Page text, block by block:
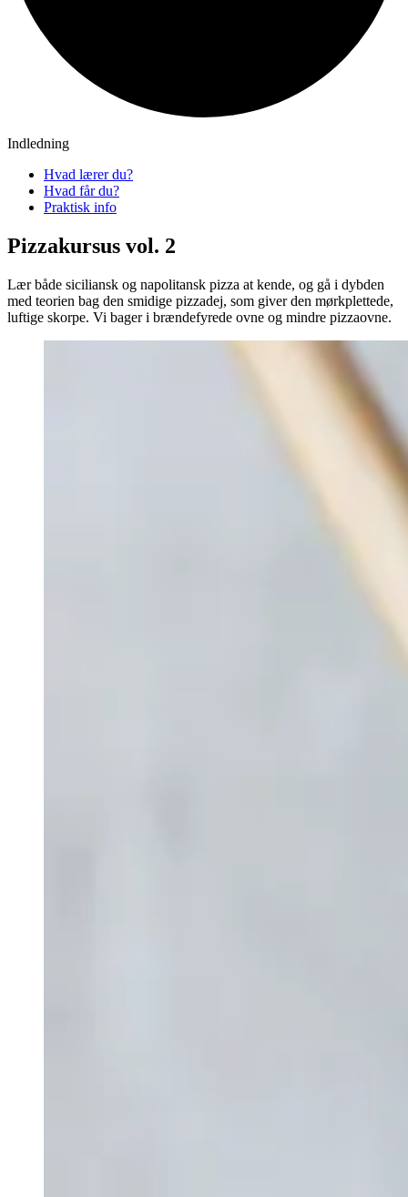
Indledning
Hvad lærer du?
Hvad får du?
Praktisk info
Pizzakursus vol. 2
Lær både siciliansk og napolitansk pizza at kende, og gå i dybden
med teorien bag den smidige pizzadej, som giver den mørkplettede,
luftige skorpe. Vi bager i brændefyrede ovne og mindre pizzaovne.